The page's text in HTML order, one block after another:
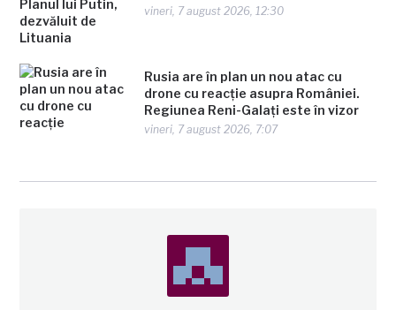
vineri, 7 august 2026, 12:30
Rusia are în plan un nou atac cu
drone cu reacție asupra României.
Regiunea Reni-Galați este în vizor
vineri, 7 august 2026, 7:07